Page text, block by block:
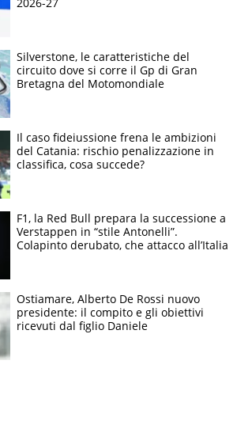
Silverstone, le caratteristiche del
circuito dove si corre il Gp di Gran
Bretagna del Motomondiale
Il caso fideiussione frena le ambizioni
del Catania: rischio penalizzazione in
classifica, cosa succede?
F1, la Red Bull prepara la successione a
Verstappen in “stile Antonelli”.
Colapinto derubato, che attacco all’Italia
Ostiamare, Alberto De Rossi nuovo
presidente: il compito e gli obiettivi
ricevuti dal figlio Daniele